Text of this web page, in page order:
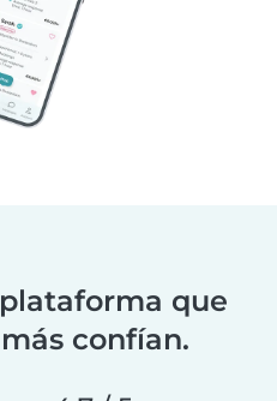
que
confían.